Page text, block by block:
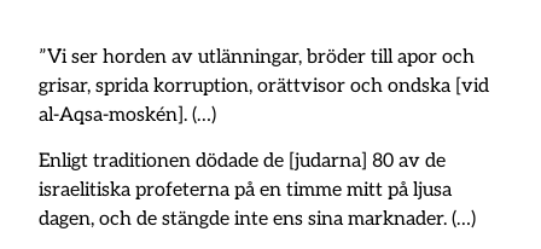
”Vi ser horden av utlänningar, bröder till apor och
grisar, sprida korruption, orättvisor och ondska [vid
al-Aqsa-moskén]. (…)
Enligt traditionen dödade de [judarna] 80 av de
israelitiska profeterna på en timme mitt på ljusa
dagen, och de stängde inte ens sina marknader. (…)